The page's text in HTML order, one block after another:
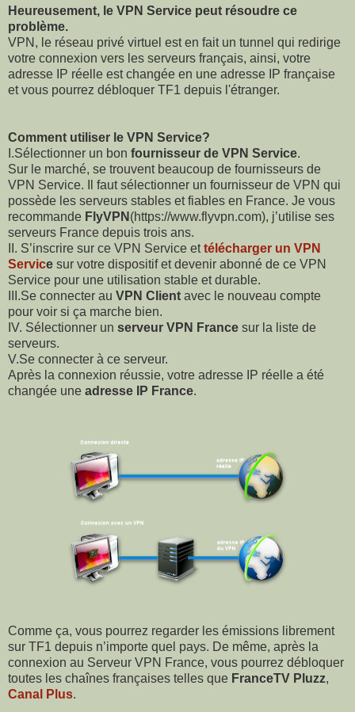
Heureusement, le VPN Service peut résoudre ce
problème.
VPN, le réseau privé virtuel est en fait un tunnel qui redirige
votre connexion vers les serveurs français, ainsi, votre
adresse IP réelle est changée en une adresse IP française
et vous pourrez débloquer TF1 depuis l'étranger.
Comment utiliser le VPN Service?
I.Sélectionner un bon fournisseur de VPN Service.
Sur le marché, se trouvent beaucoup de fournisseurs de
VPN Service. Il faut sélectionner un fournisseur de VPN qui
possède les serveurs stables et fiables en France. Je vous
recommande FlyVPN (https://www.flyvpn.com), j’utilise ses
serveurs France depuis trois ans.
II. S’inscrire sur ce VPN Service ettélécharger un VPN
Service sur votre dispositif et devenir abonné de ce VPN
Service pour une utilisation stable et durable.
III.Se connecter au VPN Client avec le nouveau compte
pour voir si ça marche bien.
IV. Sélectionner un serveur VPN France sur la liste de
serveurs.
V.Se connecter à ce serveur.
Après la connexion réussie, votre adresse IP réelle a été
changée une adresse IP France.
Comme ça, vous pourrez regarder les émissions librement
sur TF1 depuis n’importe quel pays. De même, après la
connexion au Serveur VPN France, vous pourrez débloquer
toutes les chaînes françaises telles que FranceTV Pluzz,
Canal Plus.